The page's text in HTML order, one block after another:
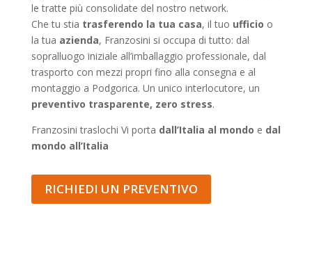
le tratte più consolidate del nostro network.
Che tu stia trasferendo la tua casa, il tuo ufficio o
la tua azienda, Franzosini si occupa di tutto: dal
sopralluogo iniziale all’imballaggio professionale, dal
trasporto con mezzi propri fino alla consegna e al
montaggio a Podgorica. Un unico interlocutore, un
preventivo trasparente, zero stress.
Franzosini traslochi Vi porta dall’Italia al mondo e dal
mondo all’Italia
RICHIEDI UN PREVENTIVO